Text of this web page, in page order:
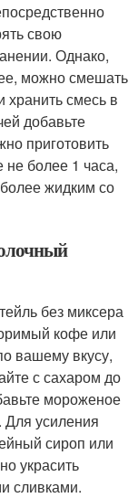
свою
Однако,
можно смешать
хранить смесь в
добавьте
приготовить
не более 1 часа,
жидким со
без миксера
кофе или
вашему вкусу,
с сахаром до
мороженое
усиления
сироп или
украсить
сливками.